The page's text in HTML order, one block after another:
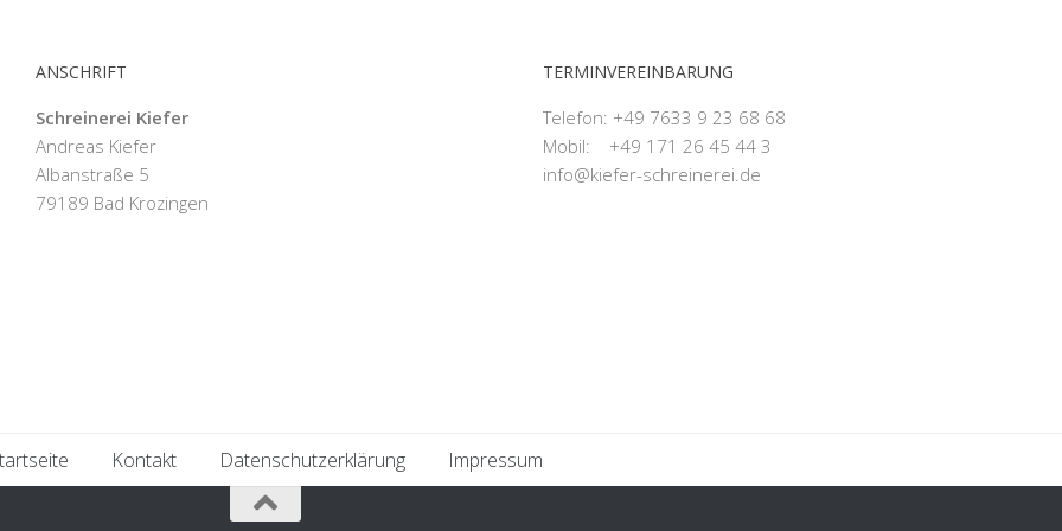
ANSCHRIFT
Schreinerei Kiefer
Andreas Kiefer
Albanstraße 5
79189 Bad Krozingen
TERMINVEREINBARUNG
Telefon: +49 7633 9 23 68 68
Mobil: +49 171 26 45 44 3
info@kiefer-schreinerei.de
Kontakt Datenschutzerklärung Impressum